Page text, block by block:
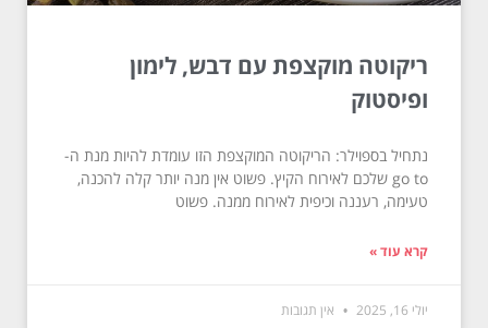
ריקוטה מוקצפת עם דבש, לימון
ופיסטוק
נתחיל בספוילר: הריקוטה המוקצפת הזו עומדת להיות מנת ה-
go to שלכם לאירוח הקיץ. פשוט אין מנה יותר קלה להכנה,
טעימה, רעננה וכיפית לאירוח ממנה. פשוט
קרא עוד »
יולי 16, 2025 אין תגובות